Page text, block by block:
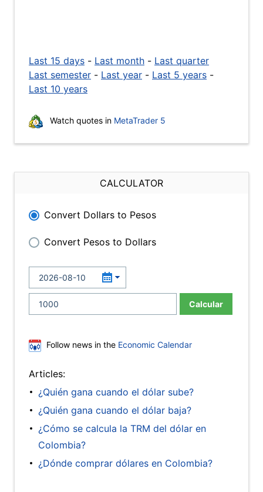
Last 15 days - Last month - Last quarter
Last semester - Last year - Last 5 years -
Last 10 years
Watch quotes in MetaTrader 5
CALCULATOR
Convert Dollars to Pesos
Convert Pesos to Dollars
Calcular
Follow news in the Economic Calendar
Articles:
¿Quién gana cuando el dólar sube?
¿Quién gana cuando el dólar baja?
¿Cómo se calcula la TRM del dólar en
Colombia?
¿Dónde comprar dólares en Colombia?